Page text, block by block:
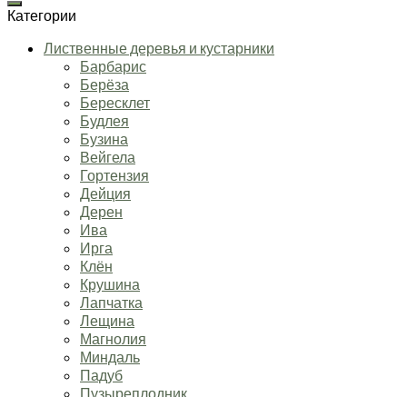
Категории
Лиственные деревья и кустарники
Барбарис
Берёза
Бересклет
Будлея
Бузина
Вейгела
Гортензия
Дейция
Дерен
Ива
Ирга
Клён
Крушина
Лапчатка
Лещина
Магнолия
Миндаль
Падуб
Пузыреплодник